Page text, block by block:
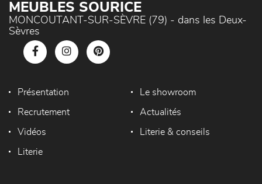
MEUBLES SOURICE
MONCOUTANT-SUR-SÈVRE (79) - dans les Deux-
Sèvres
Présentation Le showroom
Recrutement Actualités
Vidéos Literie & conseils
Literie